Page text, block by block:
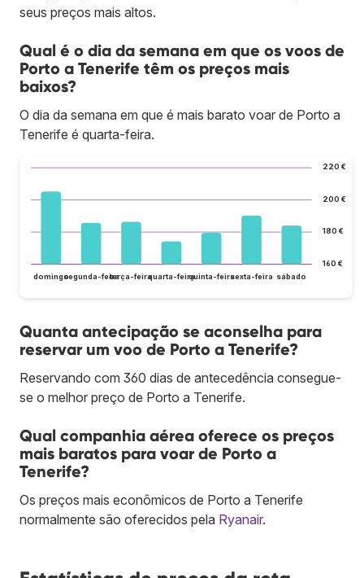
seus preços mais altos.
Qual é o dia da semana em que os voos de
Porto a Tenerife têm os preços mais
baixos?
O dia da semana em que é mais barato voar de Porto a
Tenerife é quarta-feira.
160 €
180 €
200 €
220 €
domingosegunda-feiraterça-feiraquarta-feiraquinta-feirasexta-feira sábado
Quanta antecipação se aconselha para
reservar um voo de Porto a Tenerife?
Reservando com 360 dias de antecedência consegue-
se o melhor preço de Porto a Tenerife.
Qual companhia aérea oferece os preços
mais baratos para voar de Porto a
Tenerife?
Os preços mais econômicos de Porto a Tenerife
normalmente são oferecidos pela Ryanair.